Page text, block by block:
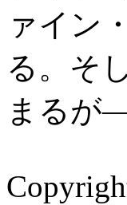
ァイン
る。そ
まるが